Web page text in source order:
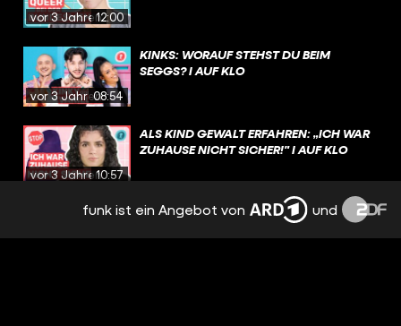
vor 3 Jahren12:00
vor 3 Jahren08:54
KINKS: WORAUF STEHST DU BEIM
SEGGS? I AUF KLO
vor 3 Jahren10:57
ALS KIND GEWALT ERFAHREN: „ICH WAR
ZUHAUSE NICHT SICHER!" I AUF KLO
EURE BEICHTEN - WIR REAGIEREN! I
#AUFKLOCONFESSIONS I AUF KLO
funk ist ein Angebot von und